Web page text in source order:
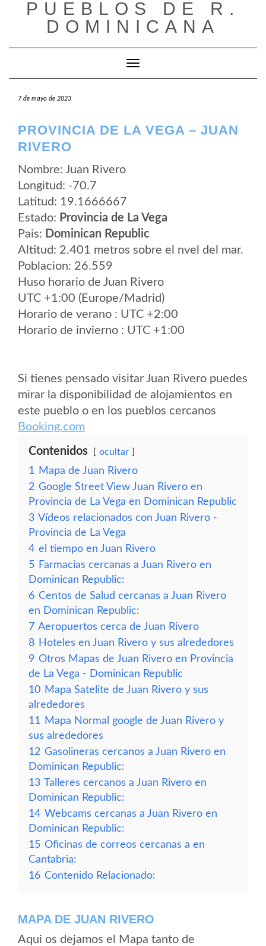
PUEBLOS DE R.
DOMINICANA
Cambiar modo de navegación
7 de mayo de 2023
PROVINCIA DE LA VEGA – JUAN
RIVERO
Nombre: Juan Rivero
Longitud: -70.7
Latitud: 19.1666667
Estado: Provincia de La Vega
Pais: Dominican Republic
Altitud: 2.401 metros sobre el nvel del mar.
Poblacion: 26.559
Huso horario de Juan Rivero
UTC +1:00 (Europe/Madrid)
Horario de verano : UTC +2:00
Horario de invierno : UTC +1:00
Si tienes pensado visitar Juan Rivero puedes
mirar la disponibilidad de alojamientos en
este pueblo o en los pueblos cercanos
Booking.com
Contenidos ocultar
1
Mapa de Juan Rivero
2 Google Street View Juan Rivero en
Provincia de La Vega en Dominican Republic
3 Vídeos relacionados con Juan Rivero -
Provincia de La Vega
4 el tiempo en Juan Rivero
5 Farmacias cercanas a Juan Rivero en
Dominican Republic:
6 Centos de Salud cercanas a Juan Rivero
en Dominican Republic:
7 Aeropuertos cerca de Juan Rivero
8 Hoteles en Juan Rivero y sus alrededores
9 Otros Mapas de Juan Rivero en Provincia
de La Vega - Dominican Republic
10 Mapa Satelite de Juan Rivero y sus
alrededores
11
Mapa Normal google de Juan Rivero y
sus alrededores
12 Gasolineras cercanos a Juan Rivero en
Dominican Republic:
13 Talleres cercanos a Juan Rivero en
Dominican Republic:
14 Webcams cercanas a Juan Rivero en
Dominican Republic:
15 Oficinas de correos cercanas a en
Cantabria:
16 Contenido Relacionado:
MAPA DE JUAN RIVERO
Aqui os dejamos el Mapa tanto de